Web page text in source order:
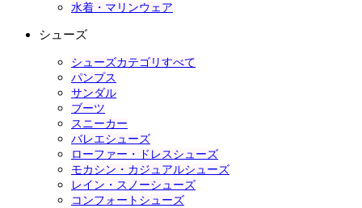
水着・マリンウェア
シューズ
シューズカテゴリすべて
パンプス
サンダル
ブーツ
スニーカー
バレエシューズ
ローファー・ドレスシューズ
モカシン・カジュアルシューズ
レイン・スノーシューズ
コンフォートシューズ